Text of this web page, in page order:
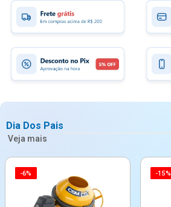
Dia Dos Pais
Veja mais
-6% -15%